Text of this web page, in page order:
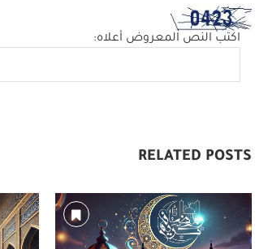
اكتب النص المعروض أعلاه:
RELATED POSTS